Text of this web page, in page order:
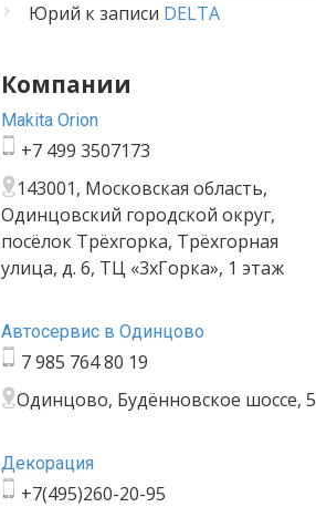
Юрий к записи DELTA
Компании
Makita Orion
+7 499 3507173
143001, Московская область,
Одинцовский городской округ,
посёлок Трёхгорка, Трёхгорная
улица, д. 6, ТЦ «3хГорка», 1 этаж
Автосервис в Одинцово
7 985 764 80 19
Одинцово, Будённовское шоссе, 5
Декорация
+7(495)260-20-95